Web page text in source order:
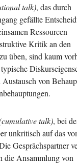
talk), das durch
gefällte
Ressourcen
Kritik an den
üben, sind kaum
von
talk), bei
unkritisch auf das
Gesprächspartner
die Ansammlung von